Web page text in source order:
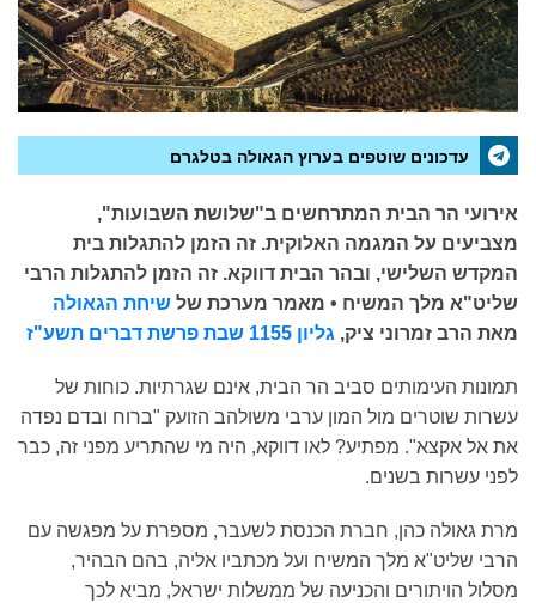
עדכונים שוטפים בערוץ הגאולה בטלגרם
אירועי הר הבית המתרחשים ב"שלושת השבועות",
מצביעים על המגמה האלוקית. זה הזמן להתגלות בית
המקדש השלישי, ובהר הבית דווקא. זה הזמן להתגלות הרבי
שליט"א מלך המשיח • מאמר מערכת של שיחת הגאולה
מאת הרב זמרוני ציק, גליון 1155 שבת פרשת דברים תשע"ז
תמונות העימותים סביב הר הבית, אינם שגרתיות. כוחות של
עשרות שוטרים מול המון ערבי משולהב הזועק "ברוח ובדם נפדה
את אל אקצא". מפתיע? לאו דווקא, היה מי שהתריע מפני זה, כבר
לפני עשרות בשנים.
מרת גאולה כהן, חברת הכנסת לשעבר, מספרת על מפגשה עם
הרבי שליט"א מלך המשיח ועל מכתביו אליה, בהם הבהיר,
מסלול הויתורים והכניעה של ממשלות ישראל, מביא לכך